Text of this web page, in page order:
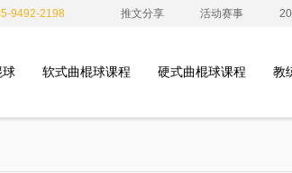
9492-2198 推文分享 活动赛事
球 软式曲棍球课程 硬式曲棍球课程 教